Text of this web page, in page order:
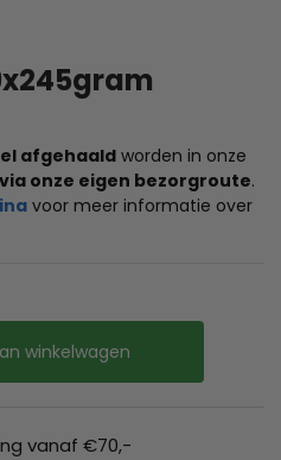
afgehaald worden in onze
onze eigen bezorgroute.
voor meer informatie over
winkelwagen
vanaf €70,-